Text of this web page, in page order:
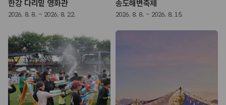
한강 다리밑 영화관
2026. 8. 8. ~ 2026. 8. 22.
송도해변축제
2026. 8. 8. ~ 2026. 8. 15.